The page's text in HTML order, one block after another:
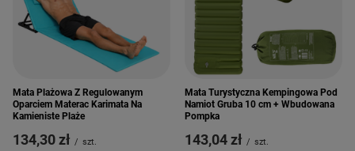
Mata Plażowa Z Regulowanym
Oparciem Materac Karimata Na
Kamieniste Plaże
134,30 zł / szt.
Mata Turystyczna Kempingowa Pod
Namiot Gruba 10 cm + Wbudowana
Pompka
143,04 zł / szt.